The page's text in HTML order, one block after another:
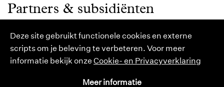
Deze site gebruikt functionele cookies en externe
scripts om je beleving te verbeteren. Voor meer
informatie bekijk onze Cookie- en Privacyverklaring
Meer informatie
Partners & subsidiënten